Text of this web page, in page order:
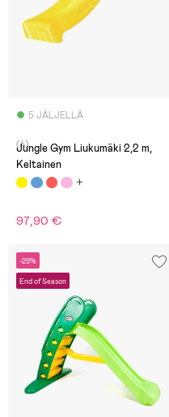
5 JÄLJELLÄ
(4)
Jungle Gym Liukumäki 2,2 m,
Keltainen
97,90 €
-29%
End of Season